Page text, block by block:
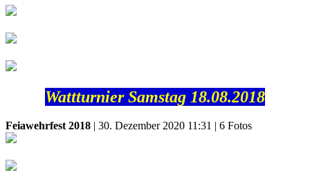
Wattturnier Samstag 18.08.2018
Feiawehrfest 2018 | 30. Dezember 2020 11:31 | 6 Fotos